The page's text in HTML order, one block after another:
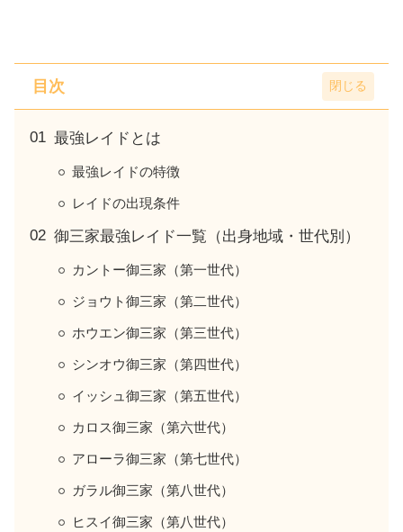
目次
最強レイドとは
最強レイドの特徴
レイドの出現条件
御三家最強レイド一覧（出身地域・世代別）
カントー御三家（第一世代）
ジョウト御三家（第二世代）
ホウエン御三家（第三世代）
シンオウ御三家（第四世代）
イッシュ御三家（第五世代）
カロス御三家（第六世代）
アローラ御三家（第七世代）
ガラル御三家（第八世代）
ヒスイ御三家（第八世代）